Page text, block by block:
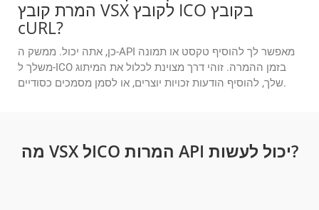
המרת קובץ VSX לקובץ ICO בקובץ
cURL?
כן, אתה יכול. ממשק ה-API מאפשר לך להוסיף טקסט או תמונה
משלך ל-ICO בזמן ההמרה. זוהי דרך מצוינת לכלול את המיתוג
שלך, להוסיף הודעות זכויות יוצרים, או לסמן מסמכים כסודיים.
מה VSX לICO המרות API יכול לעשות?